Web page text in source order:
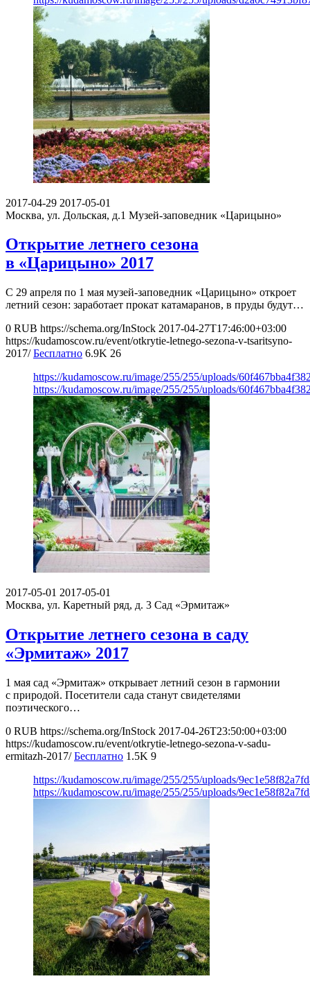
2017-04-29 2017-05-01
Москва, ул. Дольская, д.1 Музей-заповедник «Царицыно»
Открытие летнего сезона
в «Царицыно» 2017
С 29 апреля по 1 мая музей-заповедник «Царицыно» откроет
летний сезон: заработает прокат катамаранов, в пруды будут…
0 RUB https://schema.org/InStock 2017-04-27T17:46:00+03:00
https://kudamoscow.ru/event/otkrytie-letnego-sezona-v-tsaritsyno-
2017/ Бесплатно 6.9K 26
https://kudamoscow.ru/image/255/255/uploads/
https://kudamoscow.ru/image/255/255/uploads/
2017-05-01 2017-05-01
Москва, ул. Каретный ряд, д. 3 Сад «Эрмитаж»
Открытие летнего сезона в саду
«Эрмитаж» 2017
1 мая сад «Эрмитаж» открывает летний сезон в гармонии
с природой. Посетители сада станут свидетелями
поэтического…
0 RUB https://schema.org/InStock 2017-04-26T23:50:00+03:00
https://kudamoscow.ru/event/otkrytie-letnego-sezona-v-sadu-
ermitazh-2017/ Бесплатно 1.5K 9
https://kudamoscow.ru/image/255/255/uploads/
https://kudamoscow.ru/image/255/255/uploads/